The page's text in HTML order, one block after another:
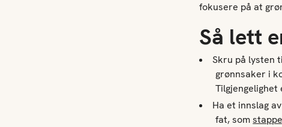
fokusere på at
Så lett
Skru på lysten
grønnsaker i
Ha et innslag
fat, som